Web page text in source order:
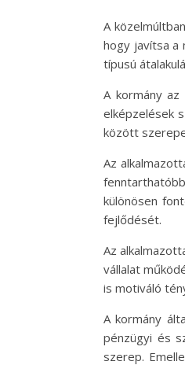
A
hogy javítsa a
típusú
A kormány
elképzelések
között
Az
különösen
fejlődését.
Az
vállalat
is motiváló
A kormány
pénzügyi és
szerep.